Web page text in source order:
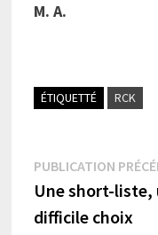
M. A.
ÉTIQUETTÉ RCK
Navigation
de
PUBLICATION
Une short-liste,
difficile choix